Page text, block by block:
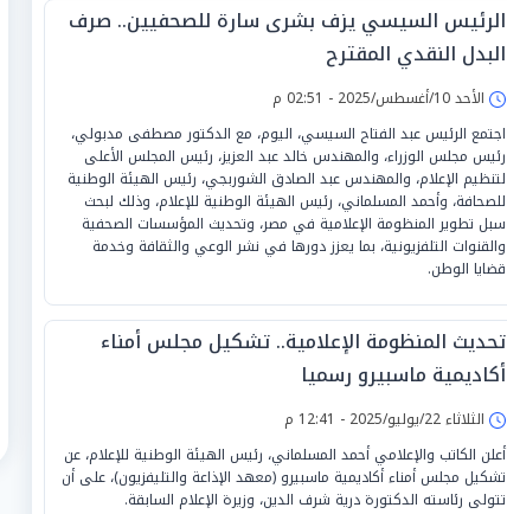
الرئيس السيسي يزف بشرى سارة للصحفيين.. صرف
البدل النقدي المقترح
الأحد 10/أغسطس/2025 - 02:51 م
اجتمع الرئيس عبد الفتاح السيسي، اليوم، مع الدكتور مصطفى مدبولي،
رئيس مجلس الوزراء، والمهندس خالد عبد العزيز، رئيس المجلس الأعلى
لتنظيم الإعلام، والمهندس عبد الصادق الشوربجي، رئيس الهيئة الوطنية
للصحافة، وأحمد المسلماني، رئيس الهيئة الوطنية للإعلام، وذلك لبحث
سبل تطوير المنظومة الإعلامية في مصر، وتحديث المؤسسات الصحفية
والقنوات التلفزيونية، بما يعزز دورها في نشر الوعي والثقافة وخدمة
قضايا الوطن.
تحديث المنظومة الإعلامية.. تشكيل مجلس أمناء
أكاديمية ماسبيرو رسميا
الثلاثاء 22/يوليو/2025 - 12:41 م
أعلن الكاتب والإعلامي أحمد المسلماني، رئيس الهيئة الوطنية للإعلام، عن
تشكيل مجلس أمناء أكاديمية ماسبيرو (معهد الإذاعة والتليفزيون)، على أن
تتولى رئاسته الدكتورة درية شرف الدين، وزيرة الإعلام السابقة.